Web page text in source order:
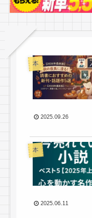
本
2025.09.26
本
2025.06.11